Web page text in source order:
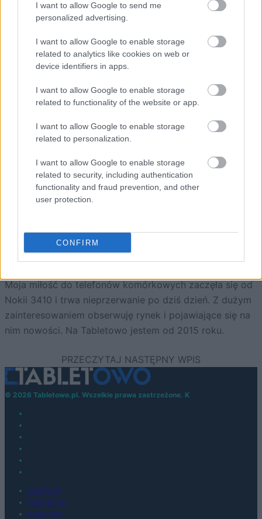
I want to allow Google to send me
personalized advertising.
I want to allow Google to enable storage
related to analytics like cookies on web or
device identifiers in apps.
I want to allow Google to enable storage
related to functionality of the website or app.
I want to allow Google to enable storage
related to personalization.
I want to allow Google to enable storage
related to security, including authentication
functionality and fraud prevention, and other
user protection.
CONFIRM
A59s w TENAA do jego oficjalnego debiutu. Można
spodziewać się, że smartfon zostanie zaprezentowany
TENAA przez GSMArena
DodajTabletowojako preferowane źródło w
Google
Udostępnij UdostępnijUdostępnij Udostępnij
Grzegorz Dąbek
Moja miłość do telefonów komórkowych zaczęła się od
Nokii 3410 i trwa nieprzerwanie po dziś dzień. Z dużym
zainteresowaniem obserwuję rynek i pojawiające się na
nim nowości. Na Tabletowo jestem od 2015 roku.
© 2026 Tabletowo.pl. Wszelkie prawa zastrzeżone. K
KONTAKT
REDAKCJA
REKLAMA